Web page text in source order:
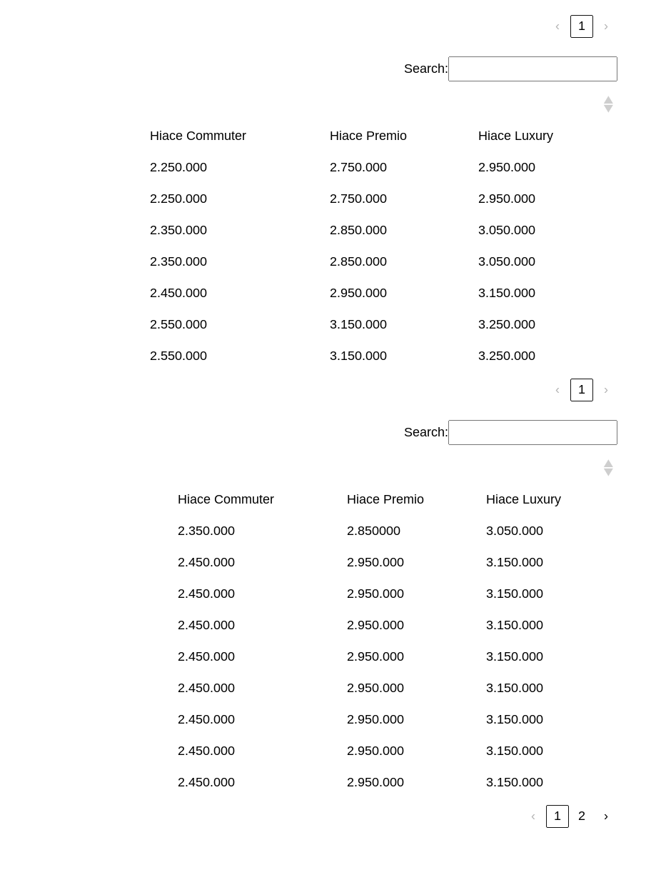
‹ 1 ›
Search:
Hiace Commuter Hiace Premio Hiace Luxury
2.250.000 2.750.000 2.950.000
2.250.000 2.750.000 2.950.000
2.350.000 2.850.000 3.050.000
2.350.000 2.850.000 3.050.000
2.450.000 2.950.000 3.150.000
2.550.000 3.150.000 3.250.000
2.550.000 3.150.000 3.250.000
‹ 1 ›
Search:
Hiace Commuter Hiace Premio Hiace Luxury
2.350.000 2.850000 3.050.000
2.450.000 2.950.000 3.150.000
2.450.000 2.950.000 3.150.000
2.450.000 2.950.000 3.150.000
2.450.000 2.950.000 3.150.000
2.450.000 2.950.000 3.150.000
2.450.000 2.950.000 3.150.000
2.450.000 2.950.000 3.150.000
2.450.000 2.950.000 3.150.000
‹ 1 2 ›